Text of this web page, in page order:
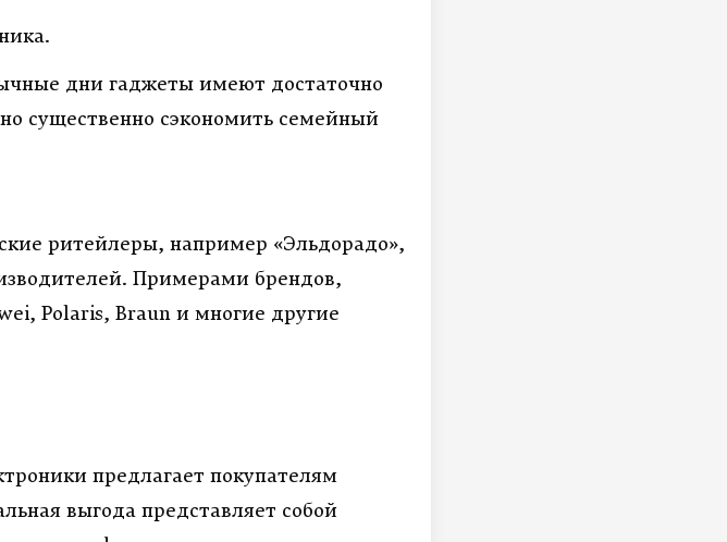
дни гаджеты имеют достаточно
существенно сэкономить семейный
ритейлеры, например «Эльдорадо»,
Примерами брендов,
, Polaris, Braun и многие другие
предлагает покупателям
выгода представляет собой